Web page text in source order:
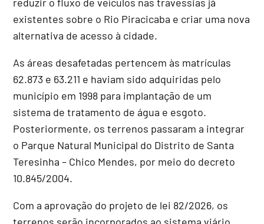
existentes sobre o Rio Piracicaba e criar uma nova
alternativa de acesso à cidade.
As áreas desafetadas pertencem às matrículas
62.873 e 63.211 e haviam sido adquiridas pelo
município em 1998 para implantação de um
sistema de tratamento de água e esgoto.
Posteriormente, os terrenos passaram a integrar
o Parque Natural Municipal do Distrito de Santa
Teresinha – Chico Mendes, por meio do decreto
10.845/2004.
Com a aprovação do projeto de lei 82/2026, os
terrenos serão incorporados ao sistema viário